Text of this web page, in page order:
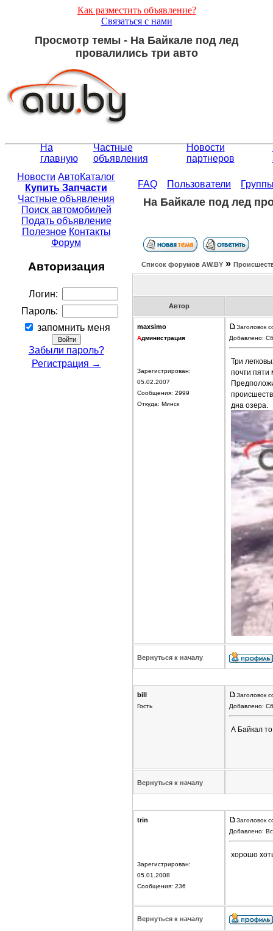
Как разместить объявление?
Связаться с нами
Просмотр темы - На Байкале под лед
провалились три авто
На
главную
Частные
объявления
Новости
партнеров
Новости АвтоКаталог
Купить Запчасти
Частные объявления
Поиск автомобилей
Подать объявление
Полезное Контакты
Форум
Авторизация
Логин:
Пароль:
запомнить меня
Забыли пароль?
Регистрация →
FAQ Пользователи
На Байкале под лед
Список форумов АW.BY »
Автор
maxsimo
Администрация
Зарегистрирован:
05.02.2007
Сообщения: 2999
Откуда: Минск
Заголовок
Добавлено:
Три
почти пяти
дна озера.
Вернуться к началу
bill
Гость
Заголовок
Добавлено:
А Байкал
Вернуться к началу
trin
Зарегистрирован:
05.01.2008
Сообщения: 236
Заголовок
Добавлено:
хорошо
Вернуться к началу